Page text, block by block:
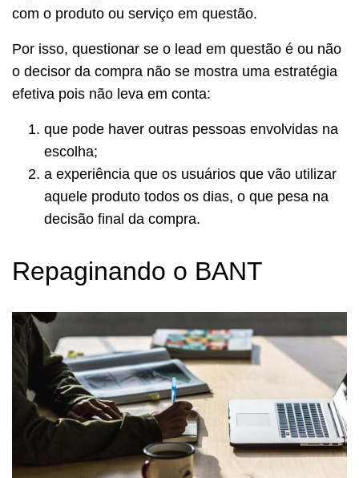
com o produto ou serviço em questão.
Por isso, questionar se o lead em questão é ou não
o decisor da compra não se mostra uma estratégia
efetiva pois não leva em conta:
que pode haver outras pessoas envolvidas na
escolha;
a experiência que os usuários que vão utilizar
aquele produto todos os dias, o que pesa na
decisão final da compra.
Repaginando o BANT